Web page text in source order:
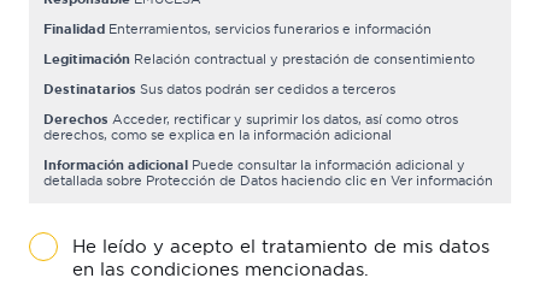
Finalidad Enterramientos, servicios funerarios e información
Legitimación Relación contractual y prestación de consentimiento
Destinatarios Sus datos podrán ser cedidos a terceros
Derechos Acceder, rectificar y suprimir los datos, así como otros
derechos, como se explica en la información adicional
Información adicional
Puede consultar la información adicional y
detallada sobre Protección de Datos haciendo clic en Ver información
He leído y acepto el tratamiento de mis datos
en las condiciones mencionadas.